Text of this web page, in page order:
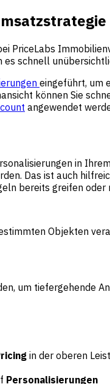
PriceLabs
schnell
eingeführt, um
können Sie
angewendet
in
Das ist auch
bereits greifen oder
Objekten
um tiefergehende
in der oberen
Personalisierungen